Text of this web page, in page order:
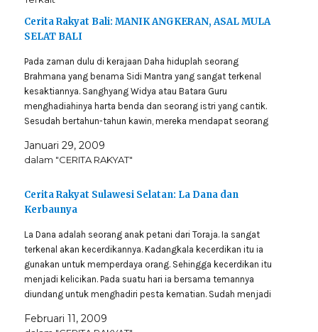
Cerita Rakyat Bali: MANIK ANGKERAN, ASAL MULA
SELAT BALI
Pada zaman dulu di kerajaan Daha hiduplah seorang
Brahmana yang benama Sidi Mantra yang sangat terkenal
kesaktiannya. Sanghyang Widya atau Batara Guru
menghadiahinya harta benda dan seorang istri yang cantik.
Sesudah bertahun-tahun kawin, mereka mendapat seorang
Angkeran seorang pemuda yang gagah dan…
Januari 29, 2009
dalam "CERITA RAKYAT"
Cerita Rakyat Sulawesi Selatan: La Dana dan
Kerbaunya
La Dana adalah seorang anak petani dari Toraja. Ia sangat
terkenal akan kecerdikannya. Kadangkala kecerdikan itu ia
gunakan untuk memperdaya orang. Sehingga kecerdikan itu
menjadi kelicikan. Pada suatu hari ia bersama temannya
diundang untuk menghadiri pesta kematian. Sudah menjadi
daging kerbau.…
Februari 11, 2009